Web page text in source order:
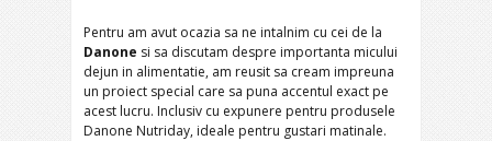
Pentru am avut ocazia sa ne intalnim cu cei de la
Danone si sa discutam despre importanta micului
dejun in alimentatie, am reusit sa cream impreuna
un proiect special care sa puna accentul exact pe
acest lucru. Inclusiv cu expunere pentru produsele
Danone Nutriday, ideale pentru gustari matinale.